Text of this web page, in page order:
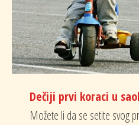
Dečiji prvi koraci u
Možete li da se setite svog